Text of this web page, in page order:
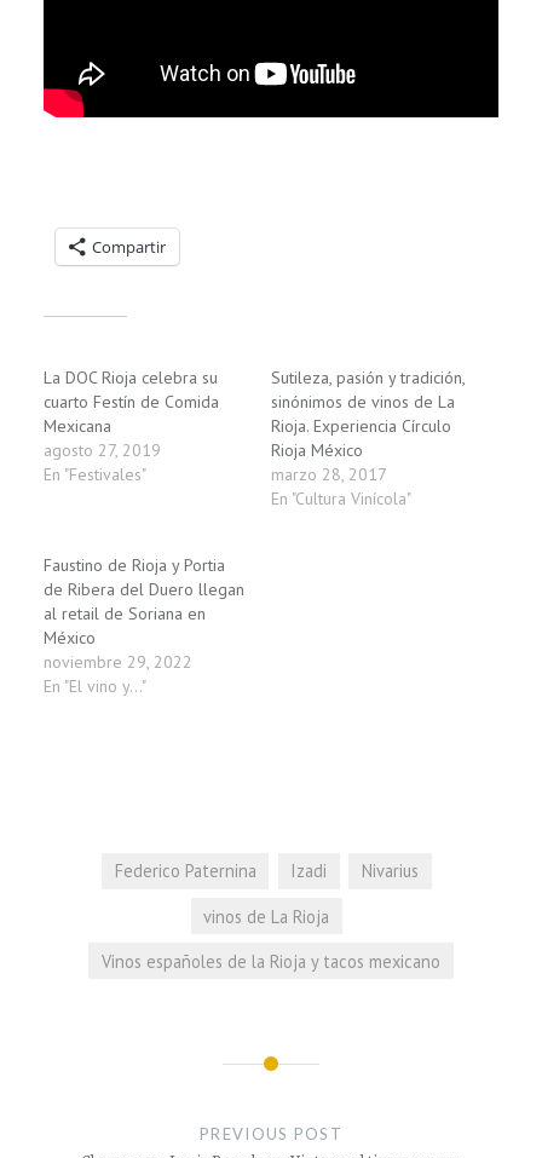
Compartir
La DOC Rioja celebra su
cuarto Festín de Comida
Mexicana
agosto 27, 2019
En "Festivales"
Sutileza, pasión y tradición,
sinónimos de vinos de La
Rioja. Experiencia Círculo
Rioja México
marzo 28, 2017
En "Cultura Vinícola"
Faustino de Rioja y Portia
de Ribera del Duero llegan
al retail de Soriana en
México
noviembre 29, 2022
En "El vino y..."
Federico Paternina Izadi
Nivarius
vinos de La Rioja
Vinos españoles de la Rioja y tacos mexicano
PREVIOUS POST